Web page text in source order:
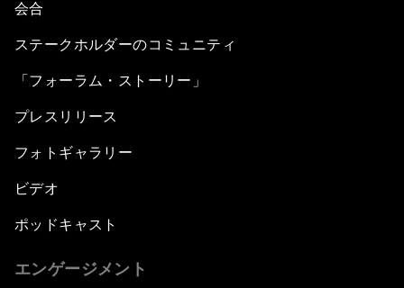
会合
ステークホルダーのコミュニティ
「フォーラム・ストーリー」
プレスリリース
フォトギャラリー
ビデオ
ポッドキャスト
エンゲージメント